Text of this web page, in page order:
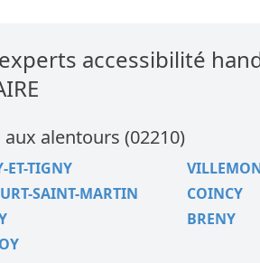
accessibilité
aux alentours (02210)
ET-TIGNY
SAINT-MARTIN
COINCY
BRENY